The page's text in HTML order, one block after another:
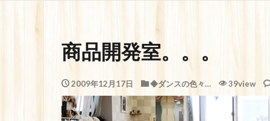
商品開発室。。。
2009年12月17日 ◆ダンスの色々… 39view